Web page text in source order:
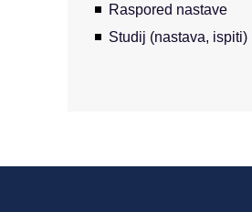
Raspored nastave
Studij (nastava, ispiti)